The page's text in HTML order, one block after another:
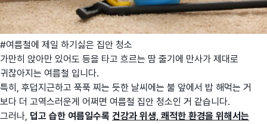
#여름철에 제일 하기싫은 집안 청소
가만히 앉아만 있어도 등을 타고 흐르는 땀 줄기에 만사가 제대로
귀찮아지는 여름철 입니다.
특히, 후덥지근하고 푹푹 찌는 듯한 날씨에는 불 앞에서 밥 해먹는 거
보다 더 고역스러운게 어쩌면 여름철 집안 청소인 거 같습니다.
그러나, 덥고 습한 여름일수록 건강과 위생, 쾌적한 환경을 위해서는